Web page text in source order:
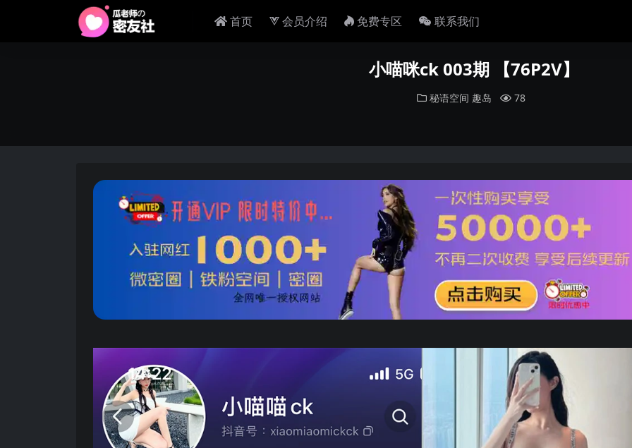
首页 会员介绍 免费专区 联系我们
小喵咪ck 003期 【76P2V】
秘语空间 趣岛 78